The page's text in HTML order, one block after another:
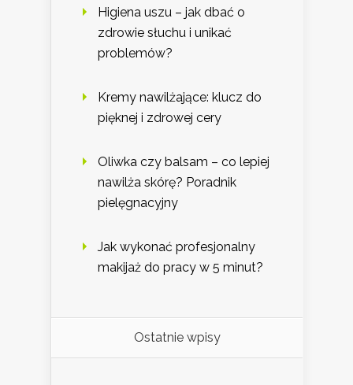
Higiena uszu – jak dbać o
zdrowie słuchu i unikać
problemów?
Kremy nawilżające: klucz do
pięknej i zdrowej cery
Oliwka czy balsam – co lepiej
nawilża skórę? Poradnik
pielęgnacyjny
Jak wykonać profesjonalny
makijaż do pracy w 5 minut?
Ostatnie wpisy